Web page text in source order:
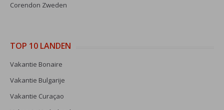
Corendon Zweden
TOP 10 LANDEN
Vakantie Bonaire
Vakantie Bulgarije
Vakantie Curaçao